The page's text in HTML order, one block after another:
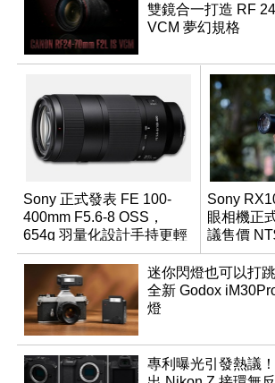
雙鏡合一打造 RF
VCM 夢幻規格
Sony 正式發表 FE 100-
400mm F5.6-8 OSS，
654g 羽量化設計手持更輕
鬆
Sony
眼相機正
議售價
迷你閃燈也可以打
全新 Godox
燈
專利曝光引發熱議